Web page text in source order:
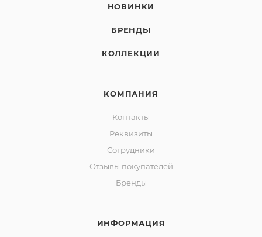
НОВИНКИ
БРЕНДЫ
КОЛЛЕКЦИИ
КОМПАНИЯ
Контакты
Реквизиты
Сотрудники
Отзывы покупателей
Бренды
ИНФОРМАЦИЯ